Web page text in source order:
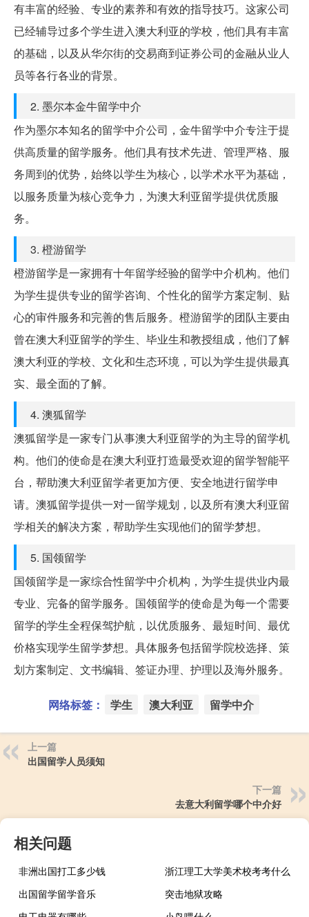
有丰富的经验、专业的素养和有效的指导技巧。这家公司
已经辅导过多个学生进入澳大利亚的学校，他们具有丰富
的基础，以及从华尔街的交易商到证券公司的金融从业人
员等各行各业的背景。
2. 墨尔本金牛留学中介
作为墨尔本知名的留学中介公司，金牛留学中介专注于提
供高质量的留学服务。他们具有技术先进、管理严格、服
务周到的优势，始终以学生为核心，以学术水平为基础，
以服务质量为核心竞争力，为澳大利亚留学提供优质服
务。
3. 橙游留学
橙游留学是一家拥有十年留学经验的留学中介机构。他们
为学生提供专业的留学咨询、个性化的留学方案定制、贴
心的审件服务和完善的售后服务。橙游留学的团队主要由
曾在澳大利亚留学的学生、毕业生和教授组成，他们了解
澳大利亚的学校、文化和生态环境，可以为学生提供最真
实、最全面的了解。
4. 澳狐留学
澳狐留学是一家专门从事澳大利亚留学的为主导的留学机
构。他们的使命是在澳大利亚打造最受欢迎的留学智能平
台，帮助澳大利亚留学者更加方便、安全地进行留学申
请。澳狐留学提供一对一留学规划，以及所有澳大利亚留
学相关的解决方案，帮助学生实现他们的留学梦想。
5. 国领留学
国领留学是一家综合性留学中介机构，为学生提供业内最
专业、完备的留学服务。国领留学的使命是为每一个需要
留学的学生全程保驾护航，以优质服务、最短时间、最优
价格实现学生留学梦想。具体服务包括留学院校选择、策
划方案制定、文书编辑、签证办理、护理以及海外服务。
网络标签： 学生 澳大利亚 留学中介
上一篇
出国留学人员须知
下一篇
去意大利留学哪个中介好
相关问题
非洲出国打工多少钱
浙江理工大学美术校考考什么
出国留学留学音乐
突击地狱攻略